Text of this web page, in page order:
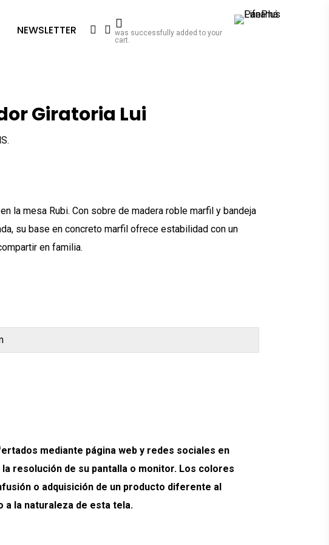
NEWSLETTER search
account
was successfully added to your
cart.
Giratoria Lui
la mesa Rubi. Con sobre de madera roble marfil y bandeja
su base en concreto marfil ofrece estabilidad con un
en familia.
mediante página web y redes sociales en
resolución de su pantalla o monitor. Los colores
o adquisición de un producto diferente al
a la naturaleza de esta tela.